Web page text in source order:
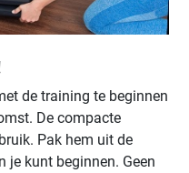
de training te beginnen
De compacte
Pak hem uit de
je kunt beginnen. Geen